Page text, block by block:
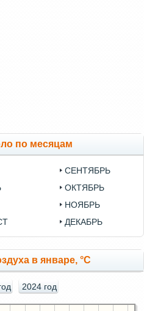
по месяцам
СЕНТЯБРЬ
ОКТЯБРЬ
НОЯБРЬ
ДЕКАБРЬ
в январе, °C
2024 год